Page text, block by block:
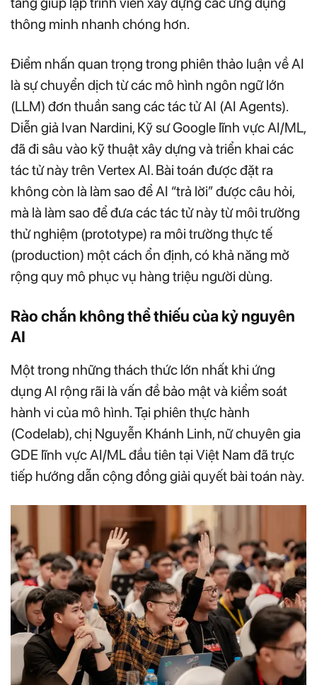
thông minh nhanh chóng hơn.
Điểm nhấn quan trọng trong phiên thảo luận về AI
là sự chuyển dịch từ các mô hình ngôn ngữ lớn
(LLM) đơn thuần sang các tác tử AI (AI Agents).
Diễn giả Ivan Nardini, Kỹ sư Google lĩnh vực AI/ML,
đã đi sâu vào kỹ thuật xây dựng và triển khai các
tác tử này trên Vertex AI. Bài toán được đặt ra
không còn là làm sao để AI “trả lời” được câu hỏi,
mà là làm sao để đưa các tác tử này từ môi trường
thử nghiệm (prototype) ra môi trường thực tế
(production) một cách ổn định, có khả năng mở
rộng quy mô phục vụ hàng triệu người dùng.
Rào chắn không thể thiếu của kỷ nguyên
AI
Một trong những thách thức lớn nhất khi ứng
dụng AI rộng rãi là vấn đề bảo mật và kiểm soát
hành vi của mô hình. Tại phiên thực hành
(Codelab), chị Nguyễn Khánh Linh, nữ chuyên gia
GDE lĩnh vực AI/ML đầu tiên tại Việt Nam đã trực
tiếp hướng dẫn cộng đồng giải quyết bài toán này.